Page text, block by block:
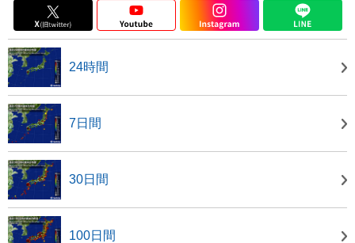
24時間
7日間
30日間
100日間